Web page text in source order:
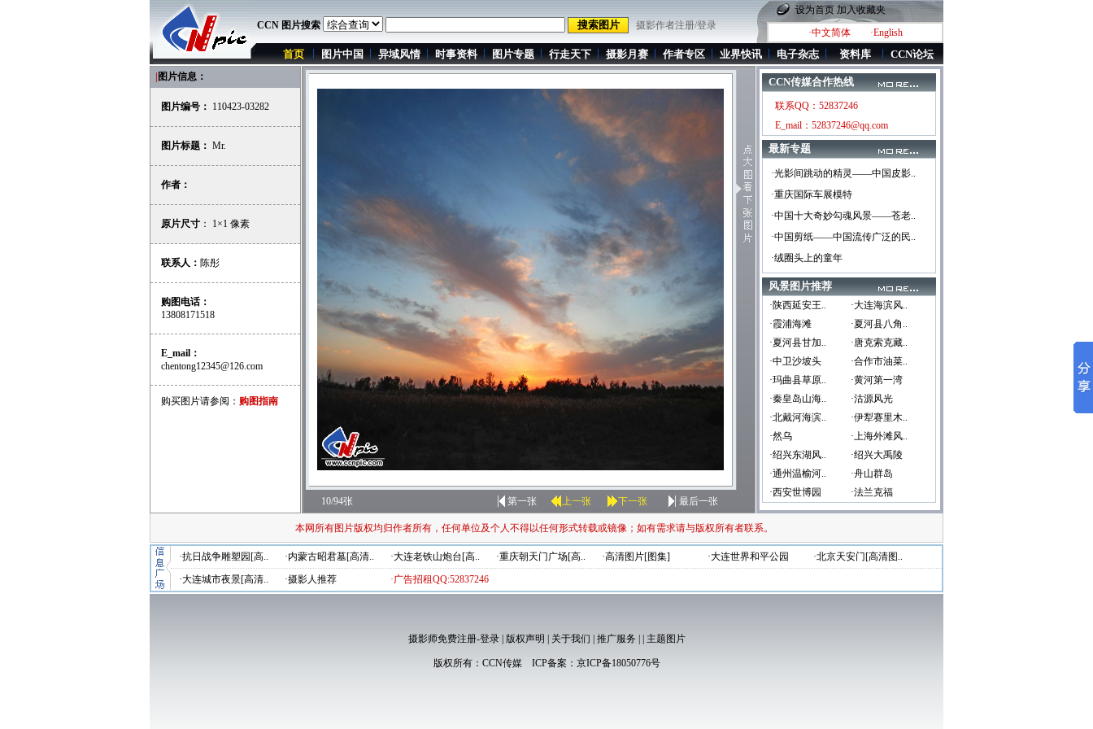
CCN 图片搜索 摄影作者注册/登录
设为首页 加入收藏夹
·中文简体
·English
首页 图片中国 异域风情 时事资料 图片专题 行走天下 摄影月赛 作者专区 业界快讯 电子杂志 资料库 CCN论坛
图片信息：
图片编号： 110423-03282
图片标题： Mr.
作者：
原片尺寸 ： 1×1 像素
联系人： 陈彤
购图电话：
13808171518
E_mail：
chentong12345@126.com
购买图片请参阅： 购图指南
10/94张 第一张 上一张 下一张 最后一张
CCN传媒合作热线
联系QQ：52837246
E_mail：52837246@qq.com
最新专题
·光影间跳动的精灵——中国皮影..
·重庆国际车展模特
·中国十大奇妙勾魂风景——苍老..
·中国剪纸——中国流传广泛的民..
·绒圈头上的童年
风景图片推荐
·陕西延安王..
·大连海滨风..
·霞浦海滩
·夏河县八角..
·夏河县甘加..
·唐克索克藏..
·中卫沙坡头
·合作市油菜..
·玛曲县草原..
·黄河第一湾
·秦皇岛山海..
·沽源风光
·北戴河海滨..
·伊犁赛里木..
·然乌
·上海外滩风..
·绍兴东湖风..
·绍兴大禹陵
·通州温榆河..
·舟山群岛
·西安世博园
·法兰克福
本网所有图片版权均归作者所有，任何单位及个人不得以任何形式转载或镜像；如有需求请与版权所有者联系。
·抗日战争雕塑园[高.. ·内蒙古昭君墓[高清.. ·大连老铁山炮台[高.. ·重庆朝天门广场[高.. ·高清图片[图集] ·大连世界和平公园
·北京天安门[高清图..
·大连城市夜景[高清..
·摄影人推荐 ·广告招租QQ:52837246
摄影师免费注册-登录| 版权声明 关于我们 推广服务 主题图片
版权所有： CCN传媒ICP备案： 京ICP备18050776号